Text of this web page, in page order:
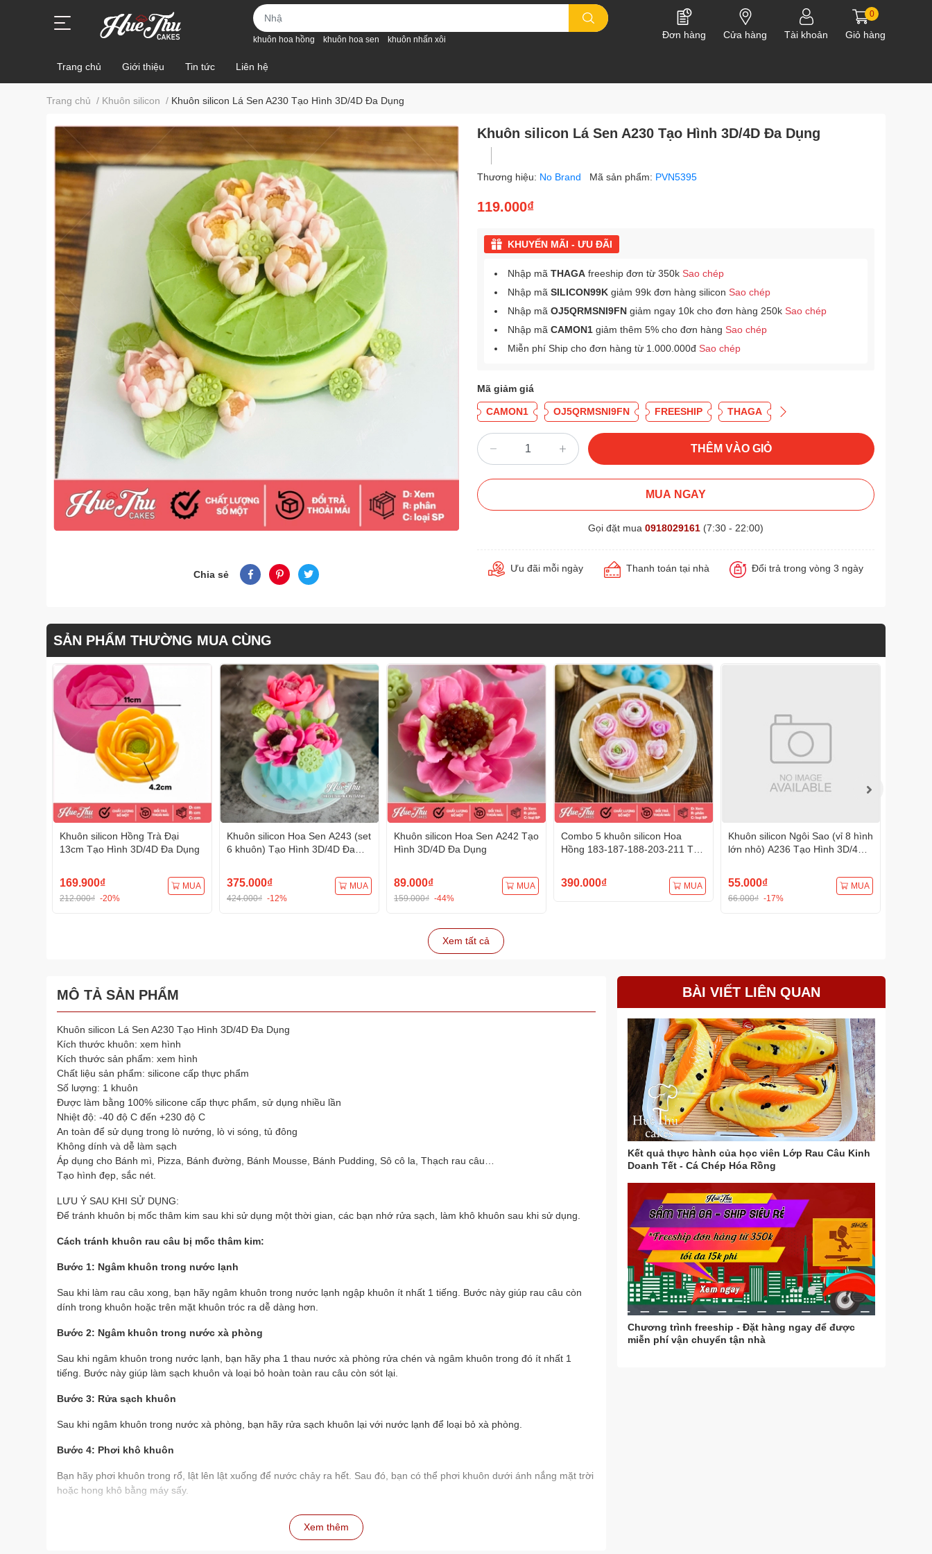
khuôn hoa hồng khuôn hoa sen khuôn nhấn xôi Đơn hàng Cửa hàng Tài khoản
0
Giỏ hàng
Trang chủ Giới thiệu Tin tức Liên hệ
Trang chủ / Khuôn silicon / Khuôn silicon Lá Sen A230 Tạo Hình 3D/4D Đa Dụng
Chia sẻ
Khuôn silicon Lá Sen A230 Tạo Hình 3D/4D Đa Dụng
Thương hiệu: No Brand Mã sản phẩm: PVN5395
119.000₫
KHUYẾN MÃI - ƯU ĐÃI
Nhập mã THAGA freeship đơn từ 350k Sao chép
Nhập mã SILICON99K giảm 99k đơn hàng silicon Sao chép
Nhập mã OJ5QRMSNI9FN giảm ngay 10k cho đơn hàng 250k Sao chép
Nhập mã CAMON1 giảm thêm 5% cho đơn hàng Sao chép
Miễn phí Ship cho đơn hàng từ 1.000.000đ Sao chép
Mã giảm giá
CAMON1 OJ5QRMSNI9FN FREESHIP THAGA
THÊM VÀO GIỎ
MUA NGAY
Gọi đặt mua 0918029161 (7:30 - 22:00)
Ưu đãi mỗi ngày Thanh toán tại nhà Đổi trả trong vòng 3 ngày
SẢN PHẨM THƯỜNG MUA CÙNG
Khuôn silicon Hồng Trà Đại
13cm Tạo Hình 3D/4D Đa Dụng
169.900₫
212.000₫ -20%
MUA
Khuôn silicon Hoa Sen A243 (set
6 khuôn) Tạo Hình 3D/4D Đa
375.000₫
424.000₫ -12%
MUA
Khuôn silicon Hoa Sen A242 Tạo
Hình 3D/4D Đa Dụng
89.000₫
159.000₫ -44%
MUA
Combo 5 khuôn silicon Hoa
Hồng 183-187-188-203-211 Tạo
390.000₫ MUA
Khuôn silicon Ngôi Sao (vỉ 8 hình
lớn nhỏ) A236 Tạo Hình 3D/4D
55.000₫
66.000₫ -17%
MUA
Xem tất cả
MÔ TẢ SẢN PHẨM
Khuôn silicon Lá Sen A230 Tạo Hình 3D/4D Đa Dụng
Kích thước khuôn: xem hình
Kích thước sản phẩm: xem hình
Chất liệu sản phẩm: silicone cấp thực phẩm
Số lượng: 1 khuôn
Được làm bằng 100% silicone cấp thực phẩm, sử dụng nhiều lần
Nhiệt độ: -40 độ C đến +230 độ C
An toàn để sử dụng trong lò nướng, lò vi sóng, tủ đông
Không dính và dễ làm sạch
Áp dụng cho Bánh mì, Pizza, Bánh đường, Bánh Mousse, Bánh Pudding, Sô cô la, Thạch rau câu…
Tạo hình đẹp, sắc nét.
LƯU Ý SAU KHI SỬ DỤNG:
Để tránh khuôn bị mốc thâm kim sau khi sử dụng một thời gian, các bạn nhớ rửa sạch, làm khô khuôn sau khi sử dụng.
Cách tránh khuôn rau câu bị mốc thâm kim:
Bước 1: Ngâm khuôn trong nước lạnh
Sau khi làm rau câu xong, bạn hãy ngâm khuôn trong nước lạnh ngập khuôn ít nhất 1 tiếng. Bước này giúp rau câu còn
dính trong khuôn hoặc trên mặt khuôn tróc ra dễ dàng hơn.
Bước 2: Ngâm khuôn trong nước xà phòng
Sau khi ngâm khuôn trong nước lạnh, bạn hãy pha 1 thau nước xà phòng rửa chén và ngâm khuôn trong đó ít nhất 1
tiếng. Bước này giúp làm sạch khuôn và loại bỏ hoàn toàn rau câu còn sót lại.
Bước 3: Rửa sạch khuôn
Sau khi ngâm khuôn trong nước xà phòng, bạn hãy rửa sạch khuôn lại với nước lạnh để loại bỏ xà phòng.
Bước 4: Phơi khô khuôn
Bạn hãy phơi khuôn trong rổ, lật lên lật xuống để nước chảy ra hết. Sau đó, bạn có thể phơi khuôn dưới ánh nắng mặt trời
hoặc hong khô bằng máy sấy.
Bạn nên ngâm khuôn trong nước lạnh và nước xà phòng ít nhất 1 tiếng để rau câu tróc ra dễ dàng và khuôn được
Xem thêm
BÀI VIẾT LIÊN QUAN
Kết quả thực hành của học viên Lớp Rau Câu Kinh
Doanh Tết - Cá Chép Hóa Rồng
Chương trình freeship - Đặt hàng ngay để được
miễn phí vận chuyển tận nhà